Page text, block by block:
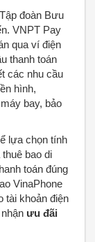
đoàn Bưu
VNPT Pay
qua ví điện
thanh toán
các nhu cầu
hình,
bay, bảo
lựa chọn tính
bao di
toán đúng
VinaPhone
tài khoản điện
ưu đãi